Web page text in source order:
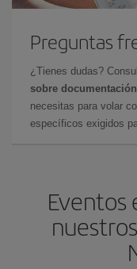
Preguntas
¿Tienes dudas?
sobre documentación
necesitas para volar
específicos exigidos
Eventos